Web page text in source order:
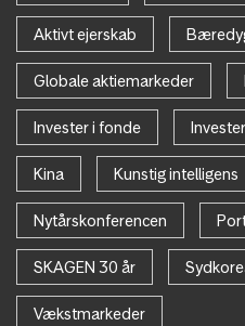
Aktivt ejerskab
Globale aktiemarkeder
Invester i fonde
Kina Kunstig intelligens
Nytårskonferencen
SKAGEN 30 år
Vækstmarkeder